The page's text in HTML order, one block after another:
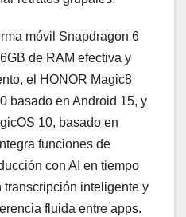
móvil Snapdragon 6
de RAM efectiva y
el HONOR Magic8
basado en Android 15, y
10, basado en
funciones de
con AI en tiempo
transcripción inteligente y
fluida entre apps.